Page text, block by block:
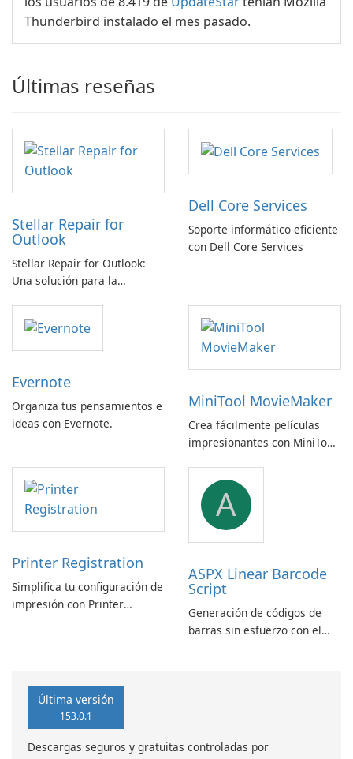
Thunderbird instalado el mes pasado.
Últimas reseñas
Stellar Repair for
Outlook
Stellar Repair for Outlook:
Una solución para la
electrónico
Dell Core Services
Soporte informático eficiente
con Dell Core Services
Evernote
Organiza tus pensamientos e
ideas con Evernote.
MiniTool MovieMaker
Crea fácilmente películas
impresionantes con MiniTool
Printer Registration
Simplifica tu configuración de
impresión con Printer
A
ASPX Linear Barcode
Script
Generación de códigos de
barras sin esfuerzo con el
Última versión
153.0.1
Descargas seguros y gratuitas controladas por